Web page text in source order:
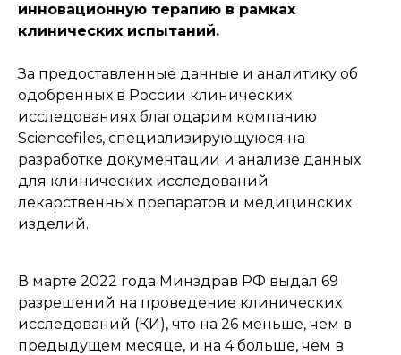
инновационную терапию в рамках
клинических испытаний.
За предоставленные данные и аналитику об
одобренных в России клинических
исследованиях благодарим компанию
Sciencefiles, специализирующуюся на
разработке документации и анализе данных
для клинических исследований
лекарственных препаратов и медицинских
изделий.
В марте 2022 года Минздрав РФ выдал 69
разрешений на проведение клинических
исследований (КИ), что на 26 меньше, чем в
предыдущем месяце, и на 4 больше, чем в